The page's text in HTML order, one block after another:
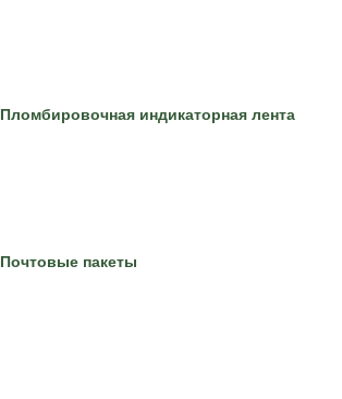
Пломбировочная индикаторная лента
Почтовые пакеты